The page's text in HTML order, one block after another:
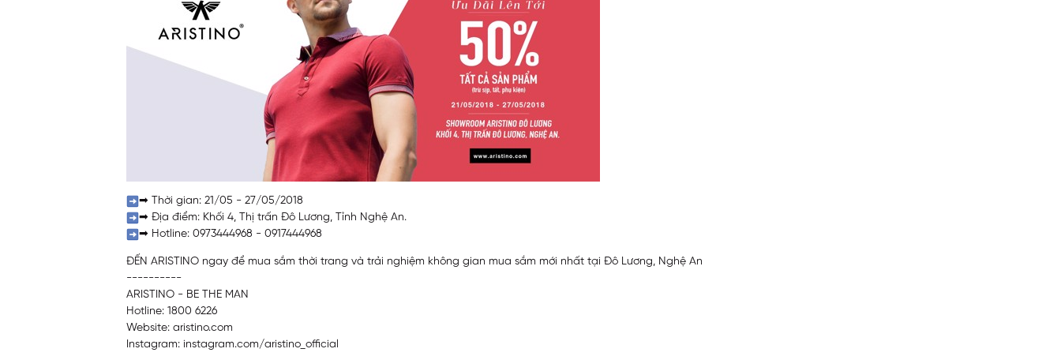
➡ Thời gian: 21/05 - 27/05/2018
➡ Địa điểm: Khối 4, Thị trấn Đô Lương, Tỉnh Nghệ An.
➡ Hotline: 0973444968 - 0917444968
ĐẾN ARISTINO ngay để mua sắm thời trang và trải nghiệm không gian mua sắm mới nhất tại Đô Lương, Nghệ An
----------
ARISTINO - BE THE MAN
Hotline: 1800 6226
Website: aristino.com
Instagram: instagram.com/aristino_official